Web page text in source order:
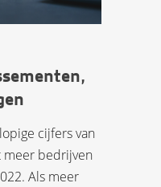
cijfers van
meer bedrijven
Als meer